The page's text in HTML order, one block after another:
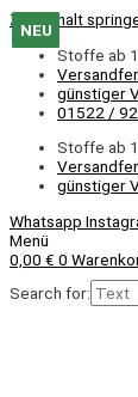
Zum Inhalt
Stoffe ab
günstiger
01522 /
Stoffe ab
günstiger
Whatsapp
Menü
0,00 € 0
Search for:
NEU
NEU
NEU
NEU
NEU
NEU
NEU
NEU
NEU
NEU
NEU
NEU